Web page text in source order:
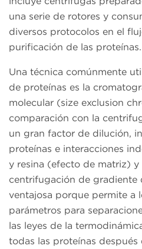
una serie de rotores y
diversos protocolos en el
purificación de las proteínas.
Una técnica comúnmente
de proteínas es la
molecular (size exclusion
comparación con la
un gran factor de dilución,
proteínas e interacciones
y resina (efecto de matriz) y
centrifugación de gradiente
ventajosa porque permite a
parámetros para
las leyes de la
todas las proteínas